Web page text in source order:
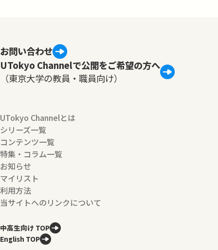
お問い合わせ
UTokyo Channelで公開をご希望の方へ
（東京大学の教員・職員向け）
UTokyo Channelとは
シリーズ一覧
コンテンツ一覧
特集・コラム一覧
お知らせ
マイリスト
利用方法
当サイトへのリンクについて
中高生向け TOP
English TOP